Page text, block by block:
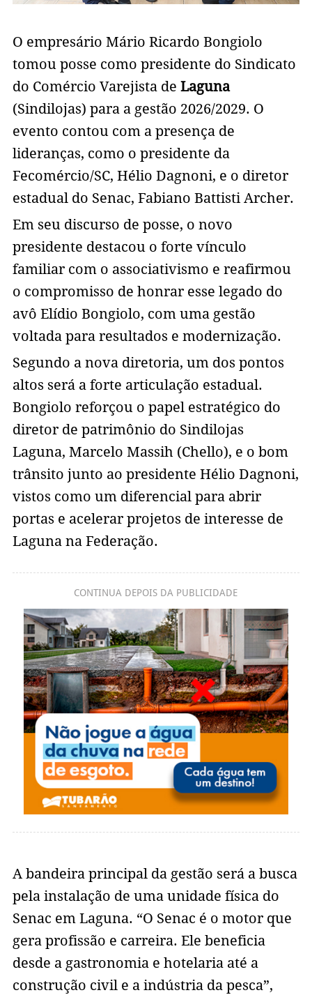
O empresário Mário Ricardo Bongiolo
tomou posse como presidente do Sindicato
do Comércio Varejista de Laguna
(Sindilojas) para a gestão 2026/2029. O
evento contou com a presença de
lideranças, como o presidente da
Fecomércio/SC, Hélio Dagnoni, e o diretor
estadual do Senac, Fabiano Battisti Archer.
Em seu discurso de posse, o novo
presidente destacou o forte vínculo
familiar com o associativismo e reafirmou
o compromisso de honrar esse legado do
avô Elídio Bongiolo, com uma gestão
voltada para resultados e modernização.
Segundo a nova diretoria, um dos pontos
altos será a forte articulação estadual.
Bongiolo reforçou o papel estratégico do
diretor de patrimônio do Sindilojas
Laguna, Marcelo Massih (Chello), e o bom
trânsito junto ao presidente Hélio Dagnoni,
vistos como um diferencial para abrir
portas e acelerar projetos de interesse de
Laguna na Federação.
CONTINUA DEPOIS DA PUBLICIDADE
A bandeira principal da gestão será a busca
pela instalação de uma unidade física do
Senac em Laguna. “O Senac é o motor que
gera profissão e carreira. Ele beneficia
desde a gastronomia e hotelaria até a
construção civil e a indústria da pesca”,